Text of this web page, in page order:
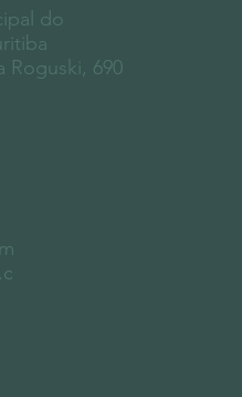
do
Roguski, 690